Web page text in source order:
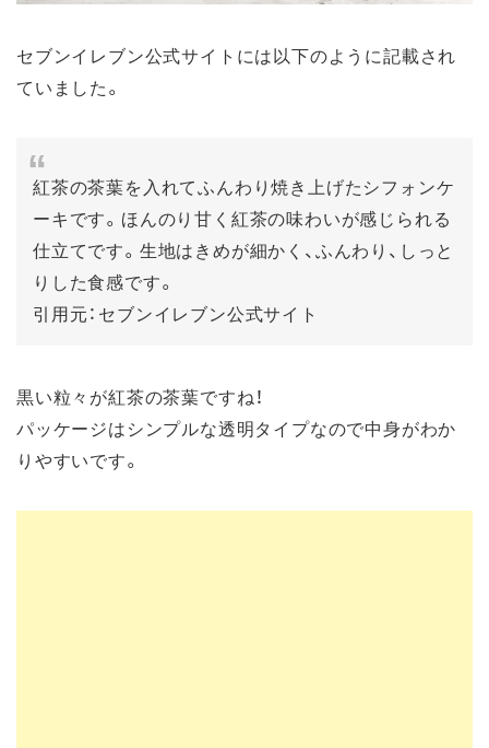
セブンイレブン公式サイトには以下のように記載され
ていました。
紅茶の茶葉を入れてふんわり焼き上げたシフォンケ
ーキです。ほんのり甘く紅茶の味わいが感じられる
仕立てです。生地はきめが細かく、ふんわり、しっと
りした食感です。
引用元：セブンイレブン公式サイト
黒い粒々が紅茶の茶葉ですね！
パッケージはシンプルな透明タイプなので中身がわか
りやすいです。